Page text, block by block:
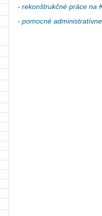
- rekonštrukčné práce na
- pomocné